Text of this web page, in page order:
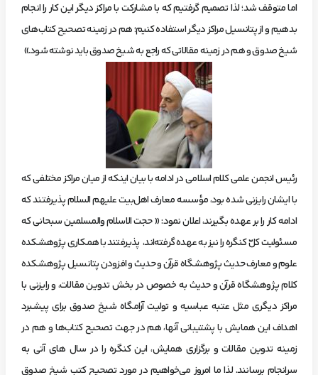
اما متوقف شد؛ لذا تصمیم گرفتیم که با مشارکت با مراکز دیگر این کار را انجام
بدهیم و از پتانسیل مراکز دیگر استفاده کنیم؛ هم در زمینه تصحیح کتاب‌های
شیخ صدوق و هم در زمینه مقالاتی که راجع به شیخ صدوق باید نوشته شود.»
رئیس انجمن علمی کلام اسلامی در ادامه با بیان اینکه از میان مراکز مختلفی که
با ایشان رایزنی شده بود، مؤسسه معارف اهل‌بیت علیهم السلام پذیرفتند که
ادامه کار را بر عهده بگیرند، اعلان نمود: « حجت الاسلام والمسلمین سبحانی که
مسئولیت کلّ کنگره را نیز به عهده گرفته‌اند، پذیرفتند با همکاری پژوهشکده
علوم و معارف حدیث پژوهشگاه قرآن و حدیث و افزودن پتانسیل پژوهشکده
کلام پژوهشگاه قرآن و حدیث به خصوص در بخش تدوین مقالات، و رایزنی با
مراکز دیگری مثل عتبه عباسیه و تولیت آرامگاه شیخ صدوق برای پیشبرد
اهداف این همایش با پشتیبانی آنها، هم در جهت تصحیح کتاب‌ها و هم در
زمینه تدوین مقالات و برگزاری همایش، این کنگره را در سال های آتی به
سرانجام برسانند. لذا ما امروز می‌خواهیم در مورد تصحیح کتب شیخ صدوق